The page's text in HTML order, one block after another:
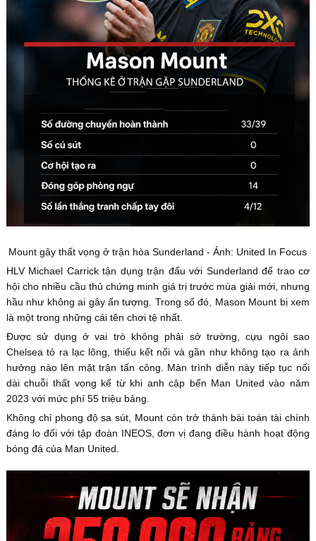
Mount gây thất vọng ở trận hòa Sunderland - Ảnh: United In Focus
HLV Michael Carrick tận dụng trận đấu với Sunderland để trao cơ
hội cho nhiều cầu thủ chứng minh giá trị trước mùa giải mới, nhưng
hầu như không ai gây ấn tượng. Trong số đó, Mason Mount bị xem
là một trong những cái tên chơi tệ nhất.
Được sử dụng ở vai trò không phải sở trường, cựu ngôi sao
Chelsea tỏ ra lạc lõng, thiếu kết nối và gần như không tạo ra ảnh
hưởng nào lên mặt trận tấn công. Màn trình diễn này tiếp tục nối
dài chuỗi thất vọng kể từ khi anh cập bến Man United vào năm
2023 với mức phí 55 triệu bảng.
Không chỉ phong độ sa sút, Mount còn trở thành bài toán tài chính
đáng lo đối với tập đoàn INEOS, đơn vị đang điều hành hoạt động
bóng đá của Man United.